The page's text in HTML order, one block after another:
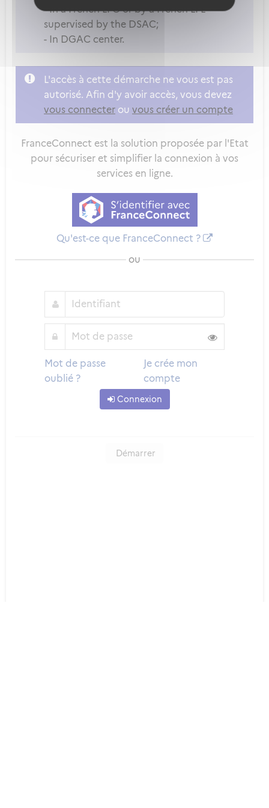
- In a French LPO or by a French LPE
supervised by the DSAC;
- In DGAC center.
L'accès à cette démarche ne vous est pas
autorisé. Afin d'y avoir accès, vous devez
vous connecter ou vous créer un compte
FranceConnect est la solution proposée par l'Etat
pour sécuriser et simplifier la connexion à vos
services en ligne.
Qu'est-ce que FranceConnect ?
ou
Mot de passe
oublié ?
Je crée mon
compte
Connexion
Démarrer